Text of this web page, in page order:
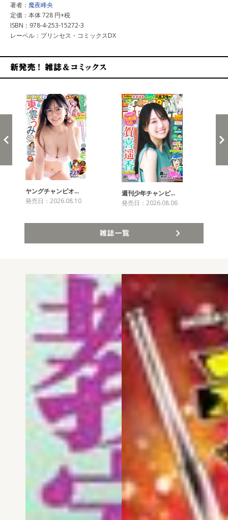
著者： 魔夜峰央
定価：本体 728 円+税
ISBN：978-4-253-15272-3
レーベル：プリンセス・コミックスDX
ヤングチャンピオ…
発売日：2026.08.10
週刊少年チャンピ…
発売日：2026.08.06